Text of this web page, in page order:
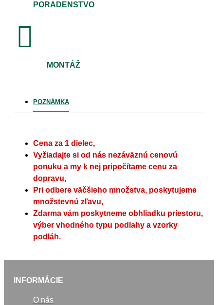
PORADENSTVO
MONTÁŽ
POZNÁMKA
Cena za 1 dielec,
Vyžiadajte si od nás nezáväznú cenovú
ponuku a my k nej pripočítame cenu za
dopravu,
Pri odbere väčšieho množstva, poskytujeme
množstevnú zľavu,
Zdarma vám poskytneme obhliadku priestoru,
výber vhodného typu podlahy a vzorky
podláh.
INFORMÁCIE
O nás